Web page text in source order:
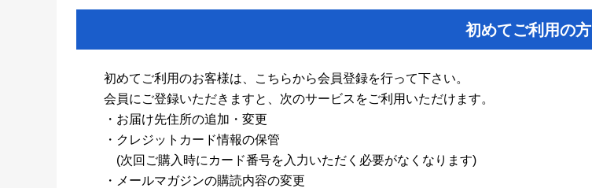
初めてご利用の方
初めてご利用のお客様は、こちらから会員登録を行って下さい。
会員にご登録いただきますと、次のサービスをご利用いただけます。
・お届け先住所の追加・変更
・クレジットカード情報の保管
(次回ご購入時にカード番号を入力いただく必要がなくなります)
・メールマガジンの購読内容の変更